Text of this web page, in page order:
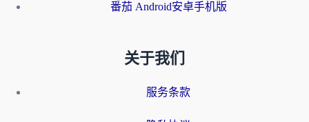
番茄 Android安卓手机版
关于我们
服务条款